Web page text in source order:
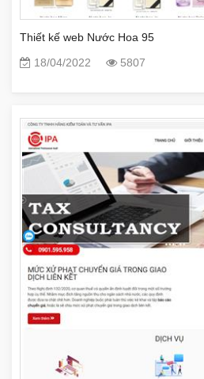
Thiết kế web Nước Hoa 95
18/04/2022
5807